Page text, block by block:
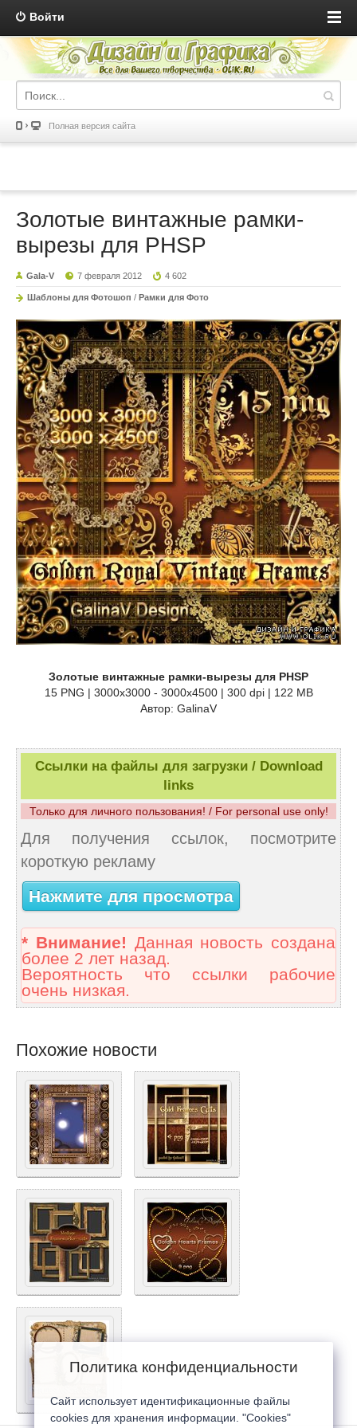
Войти
Полная версия сайта
Золотые винтажные рамки-
вырезы для PHSP
Gala-V 7 февраля 2012 4 602
Шаблоны для Фотошоп / Рамки для Фото
Золотые винтажные рамки-вырезы для PHSP
15 PNG | 3000x3000 - 3000x4500 | 300 dpi | 122 MB
Автор: GalinaV
Ссылки на файлы для загрузки / Download
links
Только для личного пользования! / For personal use only!
Для получения ссылок, посмотрите
короткую рекламу
Нажмите для просмотра
* Внимание! Данная новость создана
более 2 лет назад.
Вероятность что ссылки рабочие
очень низкая.
Похожие новости
Политика конфиденциальности
Сайт использует идентификационные файлы
cookies для хранения информации. "Cookies"